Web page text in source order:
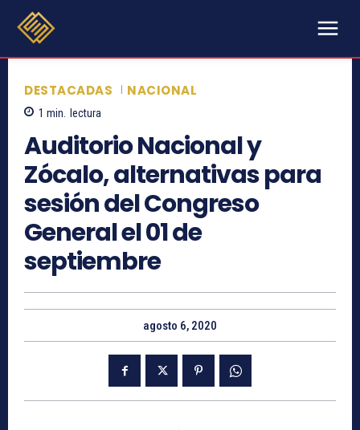
DESTACADAS NACIONAL
1 min. lectura
Auditorio Nacional y
Zócalo, alternativas para
sesión del Congreso
General el 01 de
septiembre
agosto 6, 2020